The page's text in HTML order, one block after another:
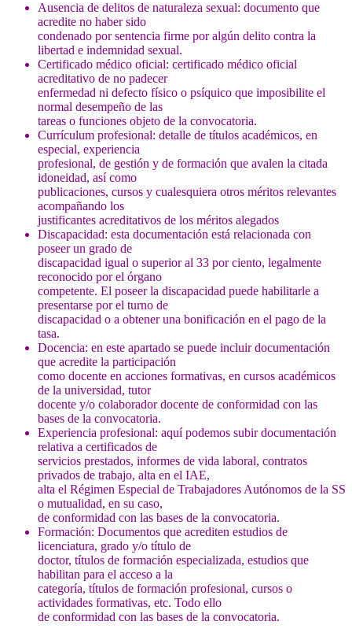
Ausencia de delitos de naturaleza sexual: documento que
acredite no haber sido
condenado por sentencia firme por algún delito contra la
libertad e indemnidad sexual.
Certificado médico oficial: certificado médico oficial
acreditativo de no padecer
enfermedad ni defecto físico o psíquico que imposibilite el
normal desempeño de las
tareas o funciones objeto de la convocatoria.
Currículum profesional: detalle de títulos académicos, en
especial, experiencia
profesional, de gestión y de formación que avalen la citada
idoneidad, así como
publicaciones, cursos y cualesquiera otros méritos relevantes
acompañando los
justificantes acreditativos de los méritos alegados
Discapacidad: esta documentación está relacionada con
poseer un grado de
discapacidad igual o superior al 33 por ciento, legalmente
reconocido por el órgano
competente. El poseer la discapacidad puede habilitarle a
presentarse por el turno de
discapacidad o a obtener una bonificación en el pago de la
tasa.
Docencia: en este apartado se puede incluir documentación
que acredite la participación
como docente en acciones formativas, en cursos académicos
de la universidad, tutor
docente y/o colaborador docente de conformidad con las
bases de la convocatoria.
Experiencia profesional: aquí podemos subir documentación
relativa a certificados de
servicios prestados, informes de vida laboral, contratos
privados de trabajo, alta en el IAE,
alta el Régimen Especial de Trabajadores Autónomos de la SS
o mutualidad, en su caso,
de conformidad con las bases de la convocatoria.
Formación: Documentos que acrediten estudios de
licenciatura, grado y/o título de
doctor, títulos de formación especializada, estudios que
habilitan para el acceso a la
categoría, títulos de formación profesional, cursos o
actividades formativas, etc. Todo ello
de conformidad con las bases de la convocatoria.